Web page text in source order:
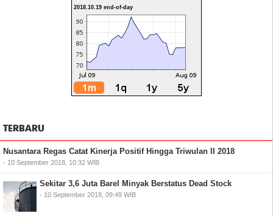
2018.10.19 end-of-day
TERBARU
Nusantara Regas Catat Kinerja Positif Hingga Triwulan II 2018
- 10 September 2018, 10:32 WIB
Sekitar 3,6 Juta Barel Minyak Berstatus Dead Stock
- 10 September 2018, 09:49 WIB